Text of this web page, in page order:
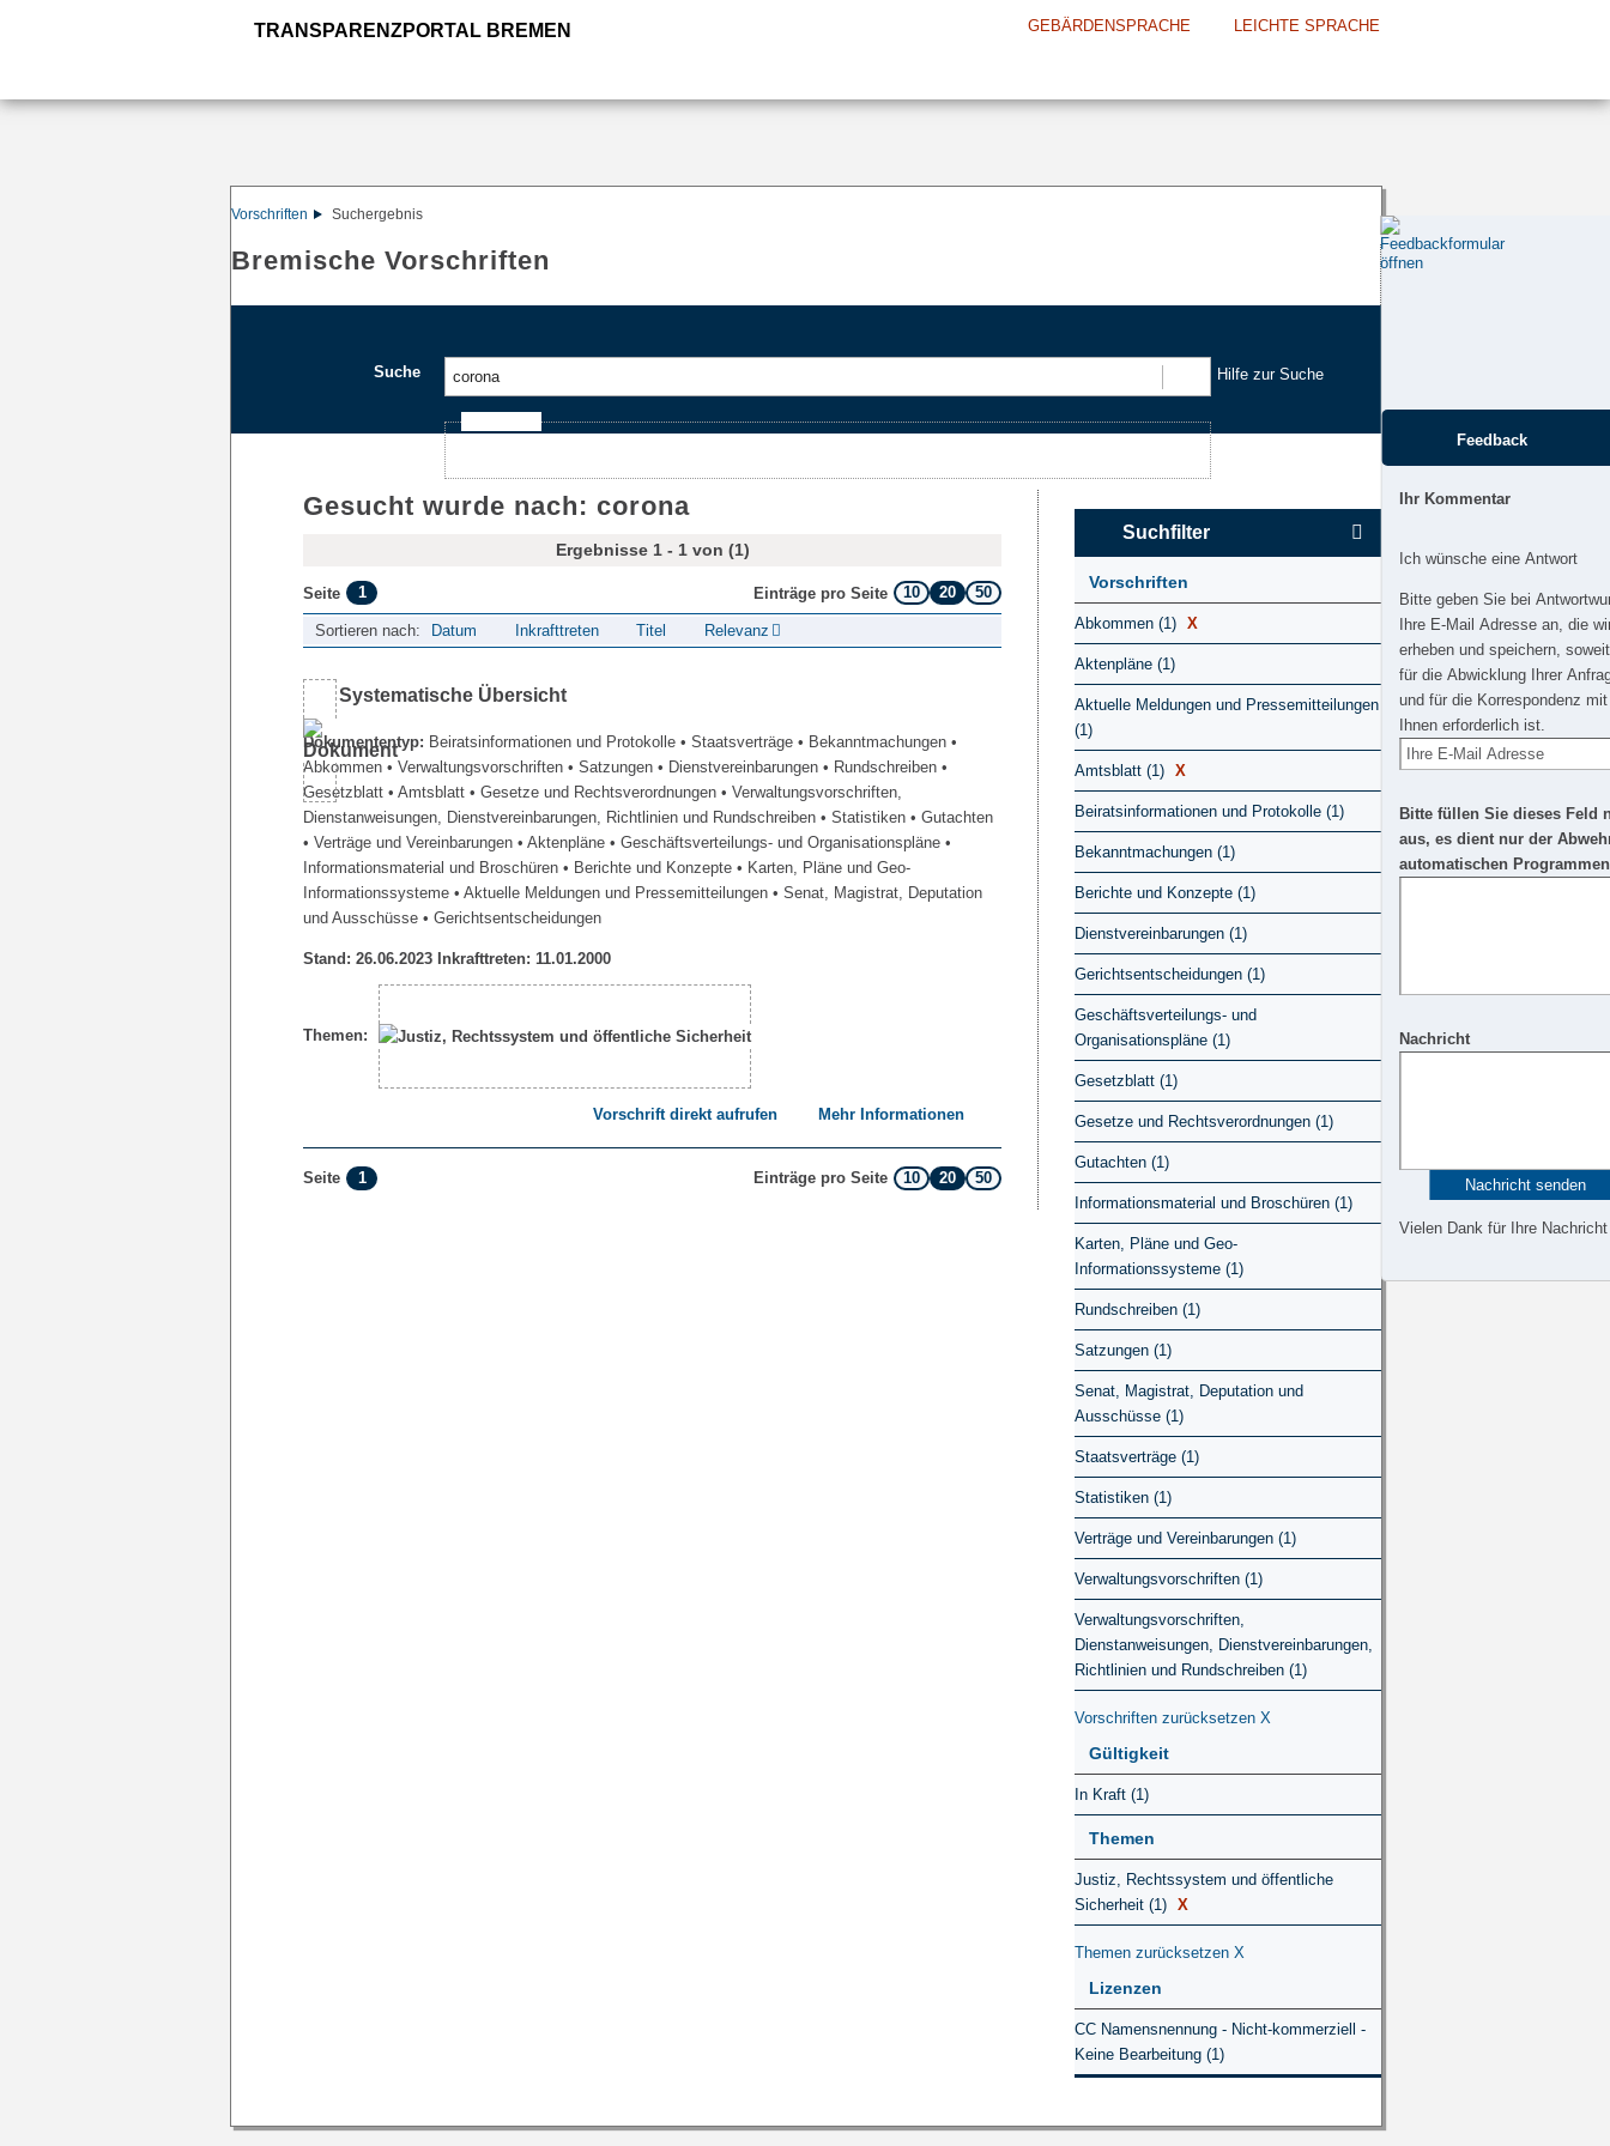
TRANSPARENZPORTAL BREMEN GEBÄRDENSPRACHE LEICHTE SPRACHE
Vorschriften Suchergebnis
Bremische Vorschriften
Suche Hilfe zur Suche
Gesucht wurde nach: corona
Ergebnisse 1 - 1 von (1)
Seite 1 Einträge pro Seite 10 20 50
Sortieren nach: Datum Inkrafttreten Titel Relevanz
Systematische Übersicht
Dokumententyp: Beiratsinformationen und Protokolle • Staatsverträge • Bekanntmachungen •
Abkommen • Verwaltungsvorschriften • Satzungen • Dienstvereinbarungen • Rundschreiben •
Gesetzblatt • Amtsblatt • Gesetze und Rechtsverordnungen • Verwaltungsvorschriften,
Dienstanweisungen, Dienstvereinbarungen, Richtlinien und Rundschreiben • Statistiken • Gutachten
• Verträge und Vereinbarungen • Aktenpläne • Geschäftsverteilungs- und Organisationspläne •
Informationsmaterial und Broschüren • Berichte und Konzepte • Karten, Pläne und Geo-
Informationssysteme • Aktuelle Meldungen und Pressemitteilungen • Senat, Magistrat, Deputation
und Ausschüsse • Gerichtsentscheidungen
Stand: 26.06.2023 Inkrafttreten: 11.01.2000
Themen:
Vorschrift direkt aufrufen Mehr Informationen
Seite 1 Einträge pro Seite 10 20 50
Suchfilter
Vorschriften
Abkommen (1) X
Aktenpläne (1)
Aktuelle Meldungen und Pressemitteilungen
(1)
Amtsblatt (1) X
Beiratsinformationen und Protokolle (1)
Bekanntmachungen (1)
Berichte und Konzepte (1)
Dienstvereinbarungen (1)
Gerichtsentscheidungen (1)
Geschäftsverteilungs- und
Organisationspläne (1)
Gesetzblatt (1)
Gesetze und Rechtsverordnungen (1)
Gutachten (1)
Informationsmaterial und Broschüren (1)
Karten, Pläne und Geo-
Informationssysteme (1)
Rundschreiben (1)
Satzungen (1)
Senat, Magistrat, Deputation und
Ausschüsse (1)
Staatsverträge (1)
Statistiken (1)
Verträge und Vereinbarungen (1)
Verwaltungsvorschriften (1)
Verwaltungsvorschriften,
Dienstanweisungen, Dienstvereinbarungen,
Richtlinien und Rundschreiben (1)
Vorschriften zurücksetzen X
Gültigkeit
In Kraft (1)
Themen
Justiz, Rechtssystem und öffentliche
Sicherheit (1) X
Themen zurücksetzen X
Lizenzen
CC Namensnennung - Nicht-kommerziell -
Keine Bearbeitung (1)
Feedback
Ihr Kommentar
Ich wünsche eine Antwort
Bitte geben Sie bei
Ihre E-Mail Adresse an, die
erheben und speichern,
für die Abwicklung Ihrer
und für die Korrespondenz mit
Ihnen erforderlich ist.
Bitte füllen Sie dieses Feld
aus, es dient nur der
automatischen
Nachricht
Vielen Dank für Ihre Nachricht